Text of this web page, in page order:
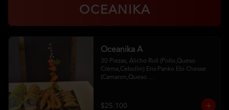
OCEANIKA
Oceanika A
30 Piezas, Alicho Roll (Pollo,Queso
Crema,Cebollin) Env.Panko Ebi Chesse
(Camaron,Queso
2Palitos - 2 Soya- 1Unagui
$25.100